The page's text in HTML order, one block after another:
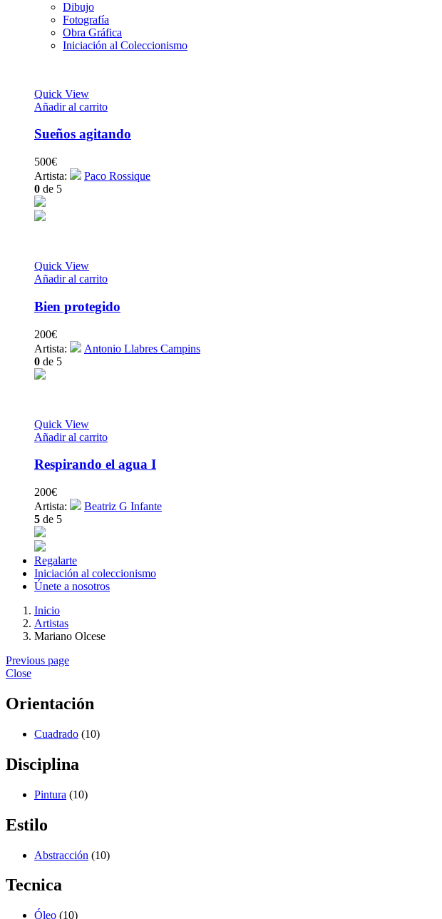
Dibujo
Fotografía
Obra Gráfica
Iniciación al Coleccionismo
Quick View
Añadir al carrito
Sueños agitando
500€
Artista:
Paco Rossique
0 de 5
Quick View
Añadir al carrito
Bien protegido
200€
Artista:
Antonio Llabres Campins
0 de 5
Quick View
Añadir al carrito
Respirando el agua I
200€
Artista:
Beatriz G Infante
5 de 5
Regalarte
Iniciación al coleccionismo
Únete a nosotros
Inicio
Artistas
Mariano Olcese
Previous page
Close
Orientación
Cuadrado (10)
Disciplina
Pintura (10)
Estilo
Abstracción (10)
Tecnica
Óleo (10)